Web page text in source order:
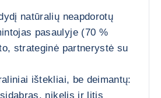
natūralių neapdorotų
pasaulyje (70 %
strateginė partnerystė su
ištekliai, be deimantų:
nikelis ir litis